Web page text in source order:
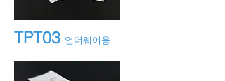
TPT03 언더웨어용